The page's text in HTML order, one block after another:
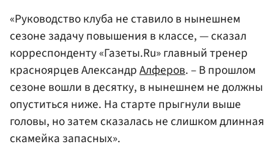
«Руководство клуба не ставило в нынешнем
сезоне задачу повышения в классе, — сказал
корреспонденту «Газеты.Ru» главный тренер
красноярцев АлександрАлферов. – В прошлом
сезоне вошли в десятку, в нынешнем не должны
опуститься ниже. На старте прыгнули выше
головы, но затем сказалась не слишком длинная
скамейка запасных».